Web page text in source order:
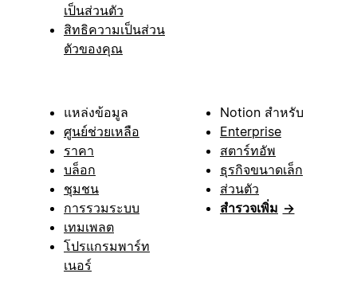
เป็นส่วนตัว
สิทธิความเป็นส่วน
ตัวของคุณ
แหล่งข้อมูล
ศูนย์ช่วยเหลือ
ราคา
บล็อก
ชุมชน
การรวมระบบ
เทมเพลต
โปรแกรมพาร์ท
เนอร์
Notion สำหรับ
Enterprise
สตาร์ทอัพ
ธุรกิจขนาดเล็ก
ส่วนตัว
สำรวจเพิ่ม →